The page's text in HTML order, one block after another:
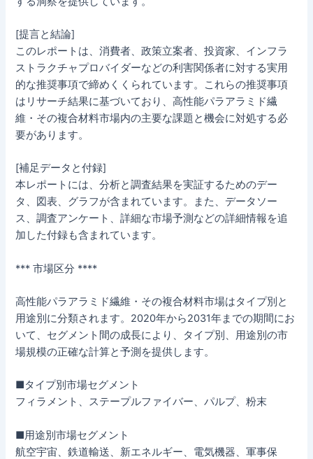
[提言と結論]
このレポートは、消費者、政策立案者、投資家、インフラ
ストラクチャプロバイダーなどの利害関係者に対する実用
的な推奨事項で締めくくられています。これらの推奨事項
はリサーチ結果に基づいており、高性能パラアラミド繊
維・その複合材料市場内の主要な課題と機会に対処する必
要があります。
[補足データと付録]
本レポートには、分析と調査結果を実証するためのデー
タ、図表、グラフが含まれています。また、データソー
ス、調査アンケート、詳細な市場予測などの詳細情報を追
加した付録も含まれています。
*** 市場区分 ****
高性能パラアラミド繊維・その複合材料市場はタイプ別と
用途別に分類されます。2020年から2031年までの期間にお
いて、セグメント間の成長により、タイプ別、用途別の市
場規模の正確な計算と予測を提供します。
■タイプ別市場セグメント
フィラメント、ステープルファイバー、パルプ、粉末
■用途別市場セグメント
航空宇宙、鉄道輸送、新エネルギー、電気機器、軍事保